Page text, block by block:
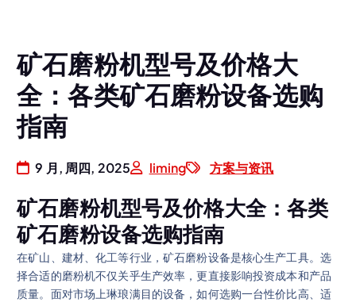
矿石磨粉机型号及价格大
全：各类矿石磨粉设备选购
指南
9 月, 周四, 2025 liming 方案与资讯
矿石磨粉机型号及价格大全：各类
矿石磨粉设备选购指南
在矿山、建材、化工等行业，矿石磨粉设备是核心生产工具。选
择合适的磨粉机不仅关乎生产效率，更直接影响投资成本和产品
质量。面对市场上琳琅满目的设备，如何选购一台性价比高、适